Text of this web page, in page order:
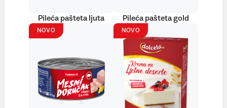
Pileća pašteta ljuta Pileća pašteta gold
NOVO NOVO